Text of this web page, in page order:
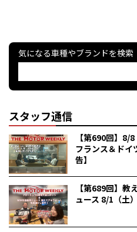
気になる車種やブランドを検索
スタッフ通信
【第690回】8/
フランス＆ドイ
告】
【第689回】教
ュース 8/1（土